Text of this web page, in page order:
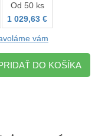
Od 50 ks
1 029,63 €
vám
DO KOŠÍKA